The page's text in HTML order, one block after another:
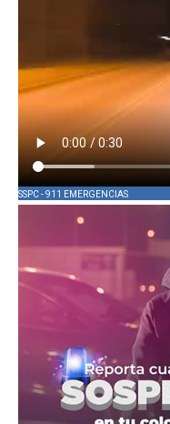
SSPC - 911 EMERGENCIAS